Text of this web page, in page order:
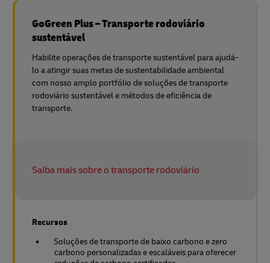
GoGreen Plus – Transporte rodoviário
sustentável
Habilite operações de transporte sustentável para ajudá-
lo a atingir suas metas de sustentabilidade ambiental
com nosso amplo portfólio de soluções de transporte
rodoviário sustentável e métodos de eficiência de
transporte.
Saiba mais sobre o transporte rodoviário
Recursos
Soluções de transporte de baixo carbono e zero
carbono personalizadas e escaláveis para oferecer